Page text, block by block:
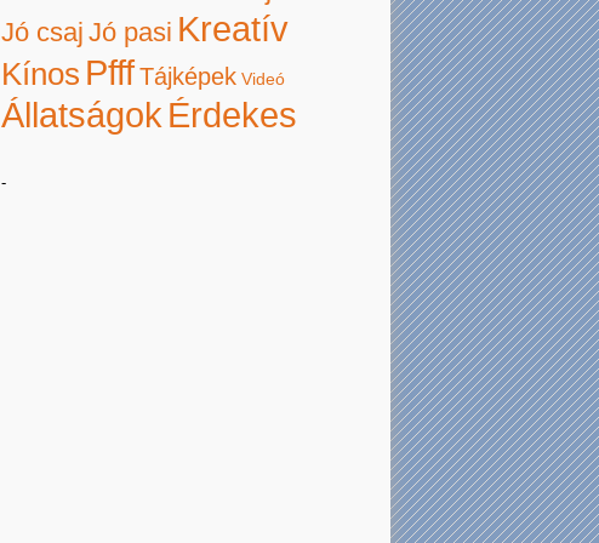
Jó csaj Jó pasi Kreatív
Kínos PfffTájképek Videó
Állatságok Érdekes
-